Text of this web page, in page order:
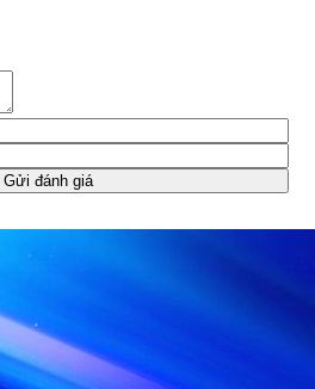
Gửi đánh giá